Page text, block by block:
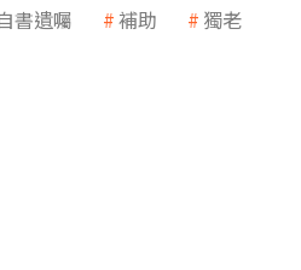
書遺囑 補助 獨老